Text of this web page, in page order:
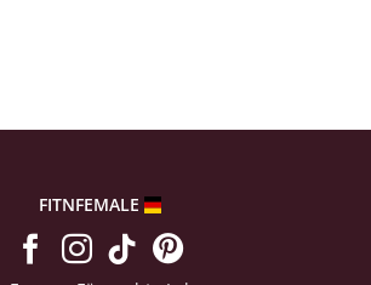
FITNFEMALE